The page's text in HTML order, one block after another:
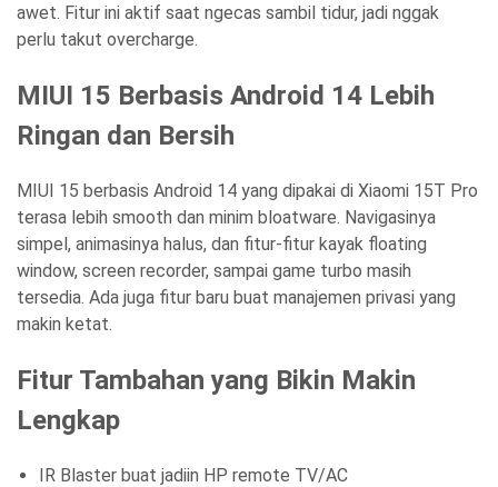
awet. Fitur ini aktif saat ngecas sambil tidur, jadi nggak
perlu takut overcharge.
MIUI 15 Berbasis Android 14 Lebih
Ringan dan Bersih
MIUI 15 berbasis Android 14 yang dipakai di Xiaomi 15T Pro
terasa lebih smooth dan minim bloatware. Navigasinya
simpel, animasinya halus, dan fitur-fitur kayak floating
window, screen recorder, sampai game turbo masih
tersedia. Ada juga fitur baru buat manajemen privasi yang
makin ketat.
Fitur Tambahan yang Bikin Makin
Lengkap
IR Blaster buat jadiin HP remote TV/AC